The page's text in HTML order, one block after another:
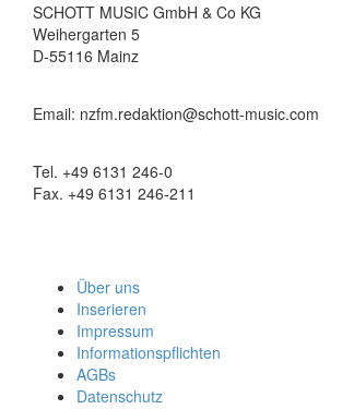
SCHOTT MUSIC GmbH & Co KG
Weihergarten 5
D-55116 Mainz
Email: nzfm.redaktion@schott-music.com
Tel. +49 6131 246-0
Fax. +49 6131 246-211
Über uns
Inserieren
Impressum
Informationspflichten
AGBs
Datenschutz